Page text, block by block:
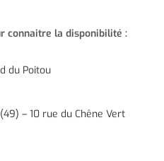
connaitre la disponibilité :
du Poitou
(49) – 10 rue du Chêne Vert